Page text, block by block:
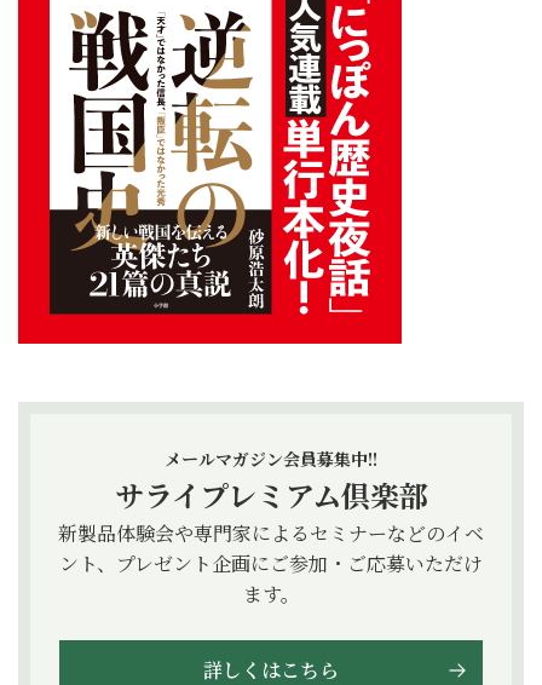
メールマガジン会員募集中!!
サライプレミアム倶楽部
新製品体験会や専門家によるセミナーなどのイベ
ント、プレゼント企画にご参加・ご応募いただけ
ます。
詳しくはこちら